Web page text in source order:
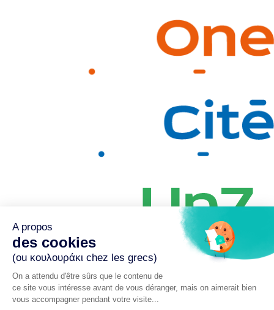
Paris – Lyon – Bordeaux – Rennes – Nantes – Chambéry –
Madrid
A propos
des cookies
(ou κουλουράκι chez les grecs)
On a attendu d'être sûrs que le contenu de
ce site vous intéresse avant de vous déranger, mais on aimerait bien
vous accompagner pendant votre visite...